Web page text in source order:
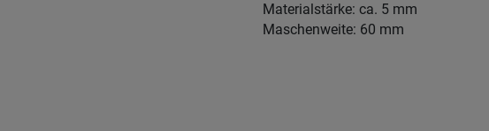
Materialstärke: ca. 5 mm
Maschenweite: 60 mm